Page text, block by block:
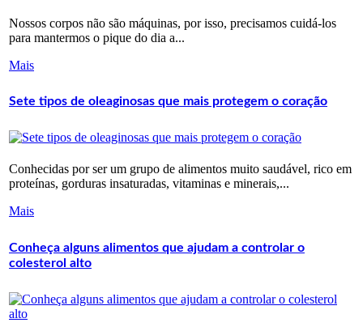
Nossos corpos não são máquinas, por isso, precisamos cuidá-los
para mantermos o pique do dia a...
Mais
Sete tipos de oleaginosas que mais protegem o coração
Conhecidas por ser um grupo de alimentos muito saudável, rico em
proteínas, gorduras insaturadas, vitaminas e minerais,...
Mais
Conheça alguns alimentos que ajudam a controlar o
colesterol alto